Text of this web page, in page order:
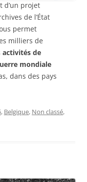
d’un projet
de l’État
permet
milliers de
activités de
mondiale
dans des pays
, Belgique, Non classé,